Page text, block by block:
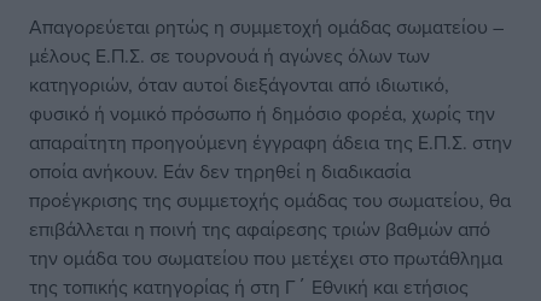
Απαγορεύεται ρητώς η συμμετοχή ομάδας σωματείου –
μέλους Ε.Π.Σ. σε τουρνουά ή αγώνες όλων των
κατηγοριών, όταν αυτοί διεξάγονται από ιδιωτικό,
φυσικό ή νομικό πρόσωπο ή δημόσιο φορέα, χωρίς την
απαραίτητη προηγούμενη έγγραφη άδεια της Ε.Π.Σ. στην
οποία ανήκουν. Εάν δεν τηρηθεί η διαδικασία
προέγκρισης της συμμετοχής ομάδας του σωματείου, θα
επιβάλλεται η ποινή της αφαίρεσης τριών βαθμών από
την ομάδα του σωματείου που μετέχει στο πρωτάθλημα
της τοπικής κατηγορίας ή στη Γ΄ Εθνική και ετήσιος